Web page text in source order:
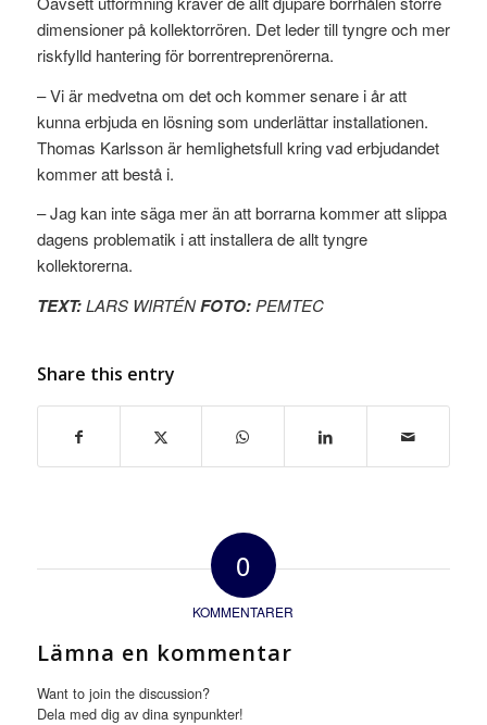
dimensioner på kollektorrören. Det leder till tyngre och mer
riskfylld hantering för borrentreprenörerna.
– Vi är medvetna om det och kommer senare i år att
kunna erbjuda en lösning som underlättar installationen.
Thomas Karlsson är hemlighetsfull kring vad erbjudandet
kommer att bestå i.
– Jag kan inte säga mer än att borrarna kommer att slippa
dagens problematik i att installera de allt tyngre
kollektorerna.
TEXT:LARS WIRTÉNFOTO:PEMTEC
Share this entry
0
KOMMENTARER
Lämna en kommentar
Want to join the discussion?
Dela med dig av dina synpunkter!